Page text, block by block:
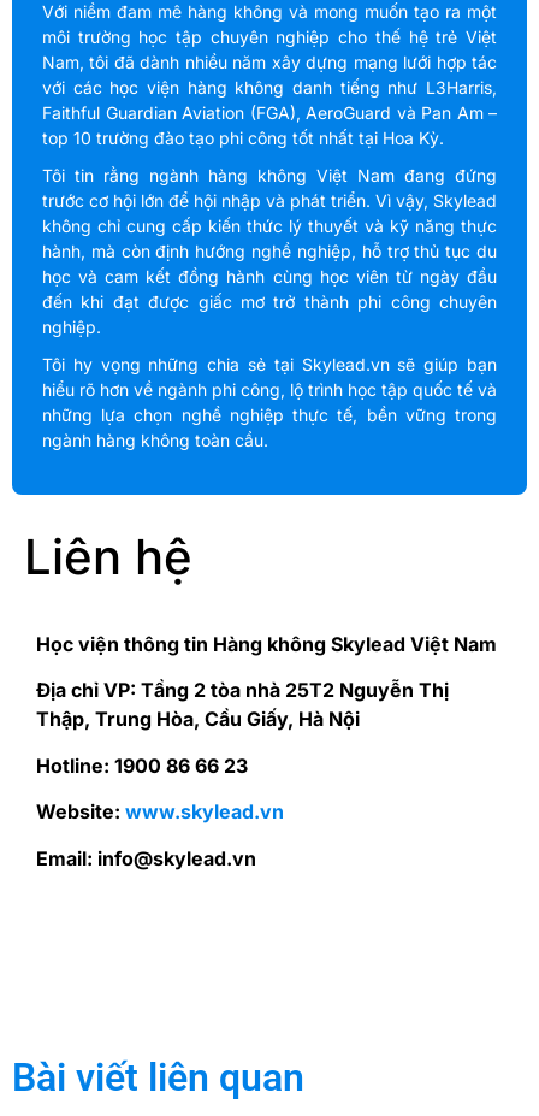
Với niềm đam mê hàng không và mong muốn tạo ra một
môi trường học tập chuyên nghiệp cho thế hệ trẻ Việt
Nam, tôi đã dành nhiều năm xây dựng mạng lưới hợp tác
với các học viện hàng không danh tiếng như L3Harris,
Faithful Guardian Aviation (FGA), AeroGuard và Pan Am –
top 10 trường đào tạo phi công tốt nhất tại Hoa Kỳ.
Tôi tin rằng ngành hàng không Việt Nam đang đứng
trước cơ hội lớn để hội nhập và phát triển. Vì vậy, Skylead
không chỉ cung cấp kiến thức lý thuyết và kỹ năng thực
hành, mà còn định hướng nghề nghiệp, hỗ trợ thủ tục du
học và cam kết đồng hành cùng học viên từ ngày đầu
đến khi đạt được giấc mơ trở thành phi công chuyên
nghiệp.
Tôi hy vọng những chia sẻ tại Skylead.vn sẽ giúp bạn
hiểu rõ hơn về ngành phi công, lộ trình học tập quốc tế và
những lựa chọn nghề nghiệp thực tế, bền vững trong
ngành hàng không toàn cầu.
Liên hệ
Học viện thông tin Hàng không Skylead Việt Nam
Địa chỉ VP: Tầng 2 tòa nhà 25T2 Nguyễn Thị
Thập, Trung Hòa, Cầu Giấy, Hà Nội
Hotline: 1900 86 66 23
Website: www.skylead.vn
Email: info@skylead.vn
Bài viết liên quan